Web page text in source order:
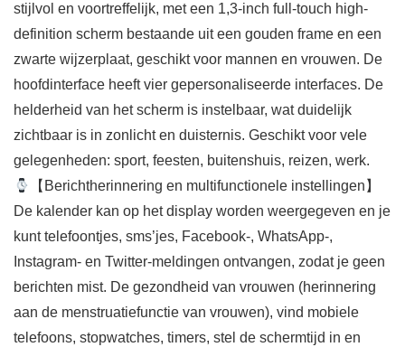
stijlvol en voortreffelijk, met een 1,3-inch full-touch high-
definition scherm bestaande uit een gouden frame en een
zwarte wijzerplaat, geschikt voor mannen en vrouwen. De
hoofdinterface heeft vier gepersonaliseerde interfaces. De
helderheid van het scherm is instelbaar, wat duidelijk
zichtbaar is in zonlicht en duisternis. Geschikt voor vele
gelegenheden: sport, feesten, buitenshuis, reizen, werk.
【Berichtherinnering en multifunctionele instellingen】
De kalender kan op het display worden weergegeven en je
kunt telefoontjes, sms’jes, Facebook-, WhatsApp-,
Instagram- en Twitter-meldingen ontvangen, zodat je geen
berichten mist. De gezondheid van vrouwen (herinnering
aan de menstruatiefunctie van vrouwen), vind mobiele
telefoons, stopwatches, timers, stel de schermtijd in en